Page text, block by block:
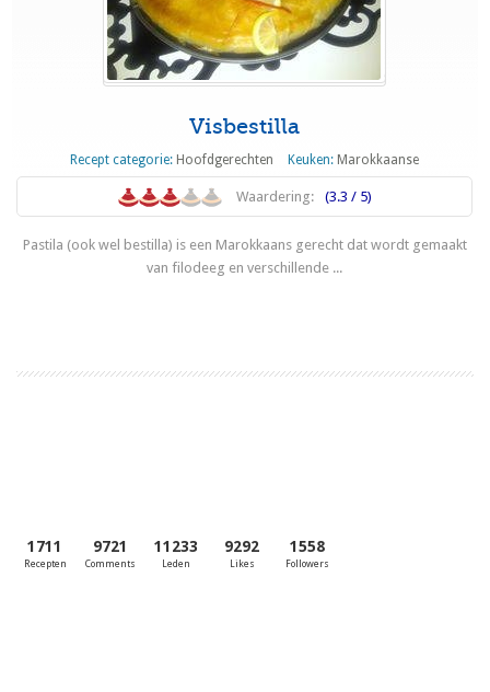
Visbestilla
Recept categorie: Hoofdgerechten Keuken: Marokkaanse
Waardering: (3.3 / 5)
Pastila (ook wel bestilla) is een Marokkaans gerecht dat wordt gemaakt
van filodeeg en verschillende ...
1711
Recepten
9721
Comments
11233
Leden
9292
Likes
1558
Followers